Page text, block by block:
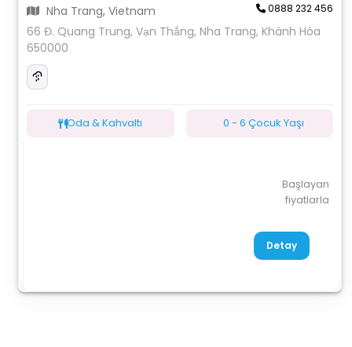
Nha Trang, Vietnam 0888 232 456
66 Đ. Quang Trung, Vạn Thắng, Nha Trang, Khánh Hòa
650000
Oda & Kahvaltı 0 - 6 Çocuk Yaşı
Başlayan
fiyatlarla
Detay